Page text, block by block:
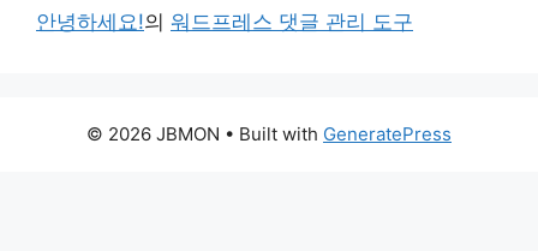
안녕하세요!의 워드프레스 댓글 관리 도구
© 2026 JBMON • Built with GeneratePress